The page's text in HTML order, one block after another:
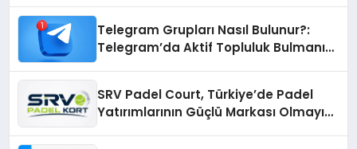
Telegram Grupları Nasıl Bulunur?:
Telegram’da Aktif Topluluk Bulmanın
SRV Padel Court, Türkiye’de Padel
Yatırımlarının Güçlü Markası Olmayı